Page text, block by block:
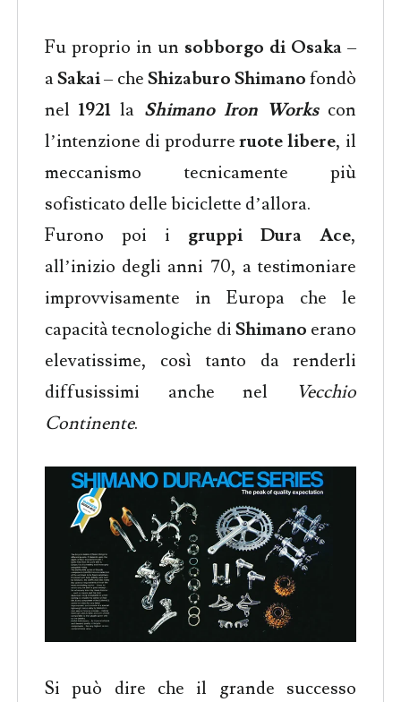
Fu proprio in un sobborgo di Osaka –
aSakai– cheShizaburo Shimanofondò
nel 1921 la Shimano Iron Workscon
l’intenzione di produrre ruote libere, il
meccanismo tecnicamente più
sofisticato delle biciclette d’allora.
Furono poi i gruppi Dura Ace,
all’inizio degli anni 70, a testimoniare
improvvisamente in Europa che le
capacità tecnologiche diShimano erano
elevatissime, così tanto da renderli
diffusissimi anche nel
Vecchio
Continente.
Si può dire che il grande successo